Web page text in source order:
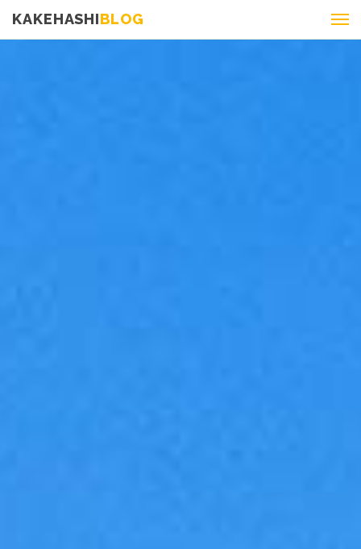
KAKEHASHIBLOG